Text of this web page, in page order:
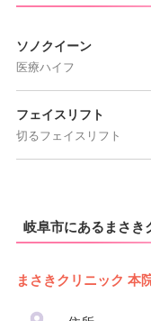
ソノクイーン
医療ハイフ
フェイスリフト
切るフェイスリフト
岐阜市にあるまさき
まさきクリニック 本